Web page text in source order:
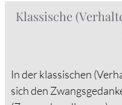
Klassische
In der klassischen
sich den